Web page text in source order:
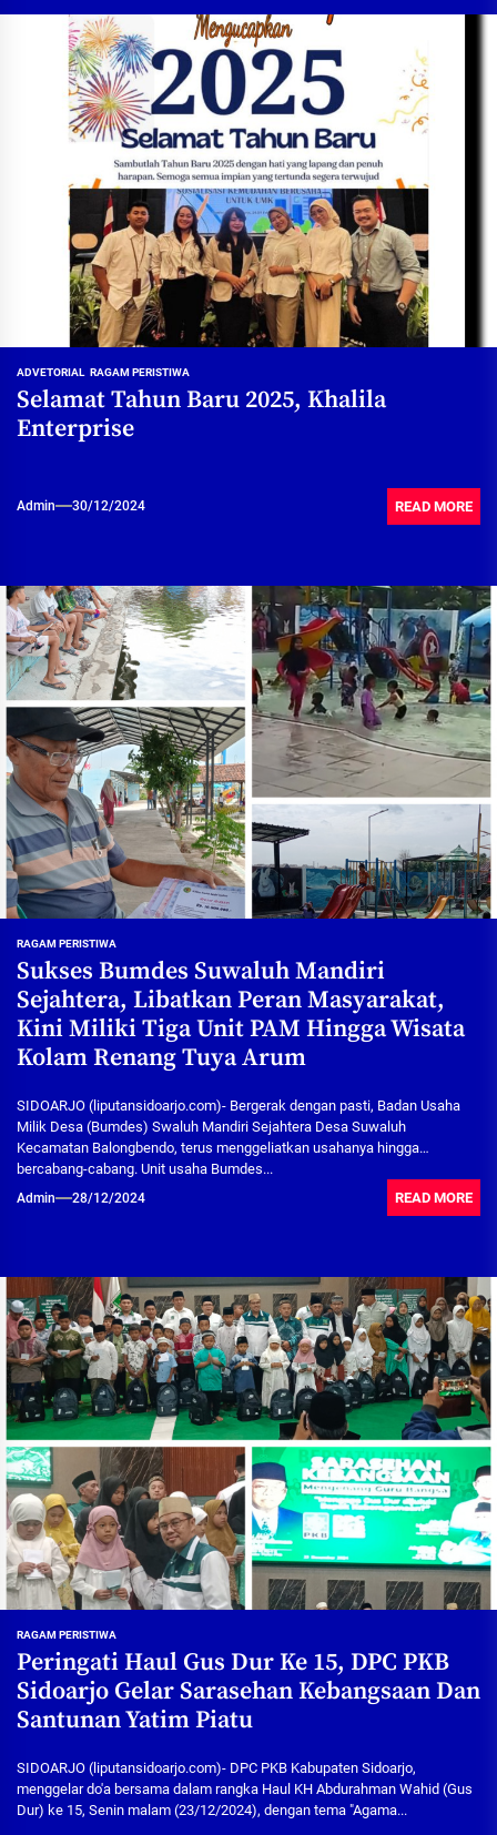
ADVETORIAL RAGAM PERISTIWA
Selamat Tahun Baru 2025, Khalila
Enterprise
Admin 30/12/2024 READ MORE
RAGAM PERISTIWA
Sukses Bumdes Suwaluh Mandiri
Sejahtera, Libatkan Peran Masyarakat,
Kini Miliki Tiga Unit PAM Hingga Wisata
Kolam Renang Tuya Arum
SIDOARJO (liputansidoarjo.com)- Bergerak dengan pasti, Badan Usaha
Milik Desa (Bumdes) Swaluh Mandiri Sejahtera Desa Suwaluh
Kecamatan Balongbendo, terus menggeliatkan usahanya hingga
bercabang-cabang. Unit usaha Bumdes...
Admin 28/12/2024 READ MORE
RAGAM PERISTIWA
Peringati Haul Gus Dur Ke 15, DPC PKB
Sidoarjo Gelar Sarasehan Kebangsaan Dan
Santunan Yatim Piatu
SIDOARJO (liputansidoarjo.com)- DPC PKB Kabupaten Sidoarjo,
menggelar do'a bersama dalam rangka Haul KH Abdurahman Wahid (Gus
Dur) ke 15, Senin malam (23/12/2024), dengan tema "Agama...